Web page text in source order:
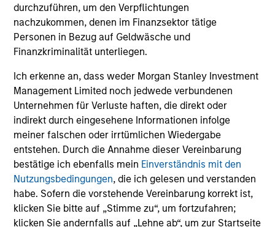
durchzuführen, um den Verpflichtungen
nachzukommen, denen im Finanzsektor tätige
Personen in Bezug auf Geldwäsche und
Finanzkriminalität unterliegen.
Ich erkenne an, dass weder Morgan Stanley Investment
Management Limited noch jedwede verbundenen
Unternehmen für Verluste haften, die direkt oder
indirekt durch eingesehene Informationen infolge
meiner falschen oder irrtümlichen Wiedergabe
entstehen. Durch die Annahme dieser Vereinbarung
bestätige ich ebenfalls mein Einverständnis mit den
Nutzungsbedingungen, die ich gelesen und verstanden
habe. Sofern die vorstehende Vereinbarung korrekt ist,
klicken Sie bitte auf „Stimme zu“, um fortzufahren;
klicken Sie andernfalls auf „Lehne ab“, um zur Startseite
VIERTELJÄHRLICH
The BEAT™ for Q3 2026 - August
markets. Each edition gives you ideas and insights
that show you how to navigate the current
investment environment.
05-AUG-2026